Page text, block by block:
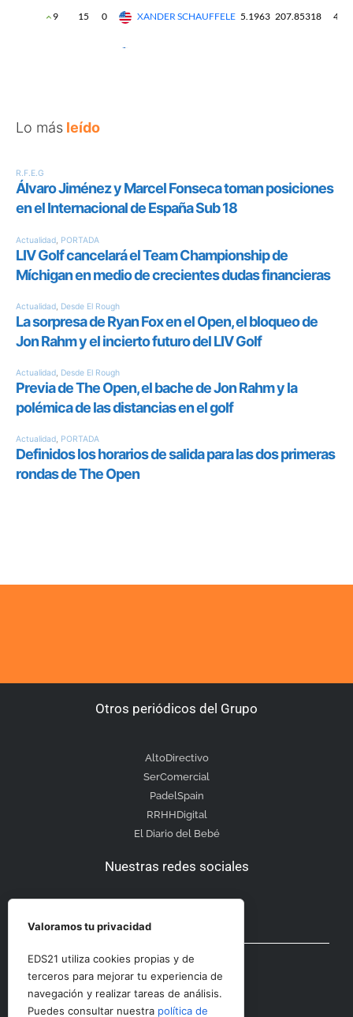
Lo más leído
Otros periódicos del Grupo
AltoDirectivo
SerComercial
PadelSpain
RRHHDigital
El Diario del Bebé
Nuestras redes sociales
Otras secciones
Contacto
Valoramos tu privacidad
EDS21 utiliza cookies propias y de
terceros para mejorar tu experiencia de
navegación y realizar tareas de análisis.
Puedes consultar nuestra política de